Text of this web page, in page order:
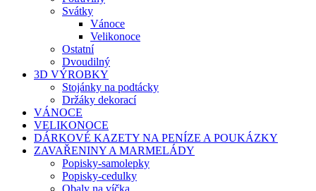
Svátky
Vánoce
Velikonoce
Ostatní
Dvoudilný
3D VÝROBKY
Stojánky na podtácky
Držáky dekorací
VÁNOCE
VELIKONOCE
DÁRKOVÉ KAZETY NA PENÍZE A POUKÁZKY
ZAVAŘENINY A MARMELÁDY
Popisky-samolepky
Popisky-cedulky
Obaly na víčka